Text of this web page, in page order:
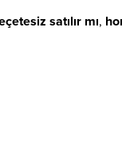
satılır mı,